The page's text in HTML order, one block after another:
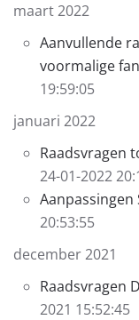
maart 2022
Aanvullende
voormalige
19:59:05
januari 2022
Raadsvragen
24-01-2022
20:53:55
december 2021
Raadsvragen
2021 15:52:45